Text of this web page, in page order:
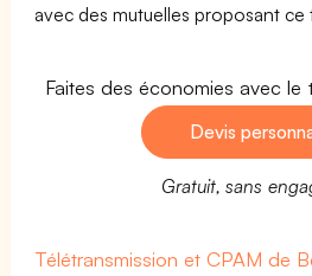
avec des mutuelles proposant ce
Faites des économies avec le
Devis
Gratuit, sans
Télétransmission et CPAM de